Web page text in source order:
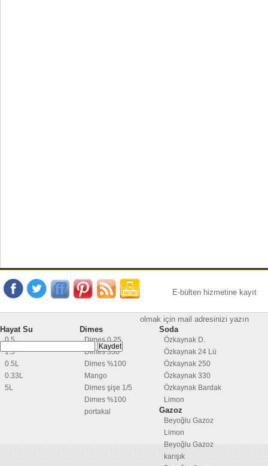
E-bülten hizmetine kayıt
olmak için mail adresinizi yazın
Hayat Su
0.5
1.5
0.5L
0.33L
5L
Dimes
Dimes 0,25
Dimes 330
Dimes %100
Mango
Dimes şişe 1/5
Dimes %100
portakal
Soda
Özkaynak D.
Özkaynak 24 Lü
Özkaynak 250
Özkaynak 330
Özkaynak Bardak
Limon
Gazoz
Beyoğlu Gazoz
Limon
Beyoğlu Gazoz
karışık